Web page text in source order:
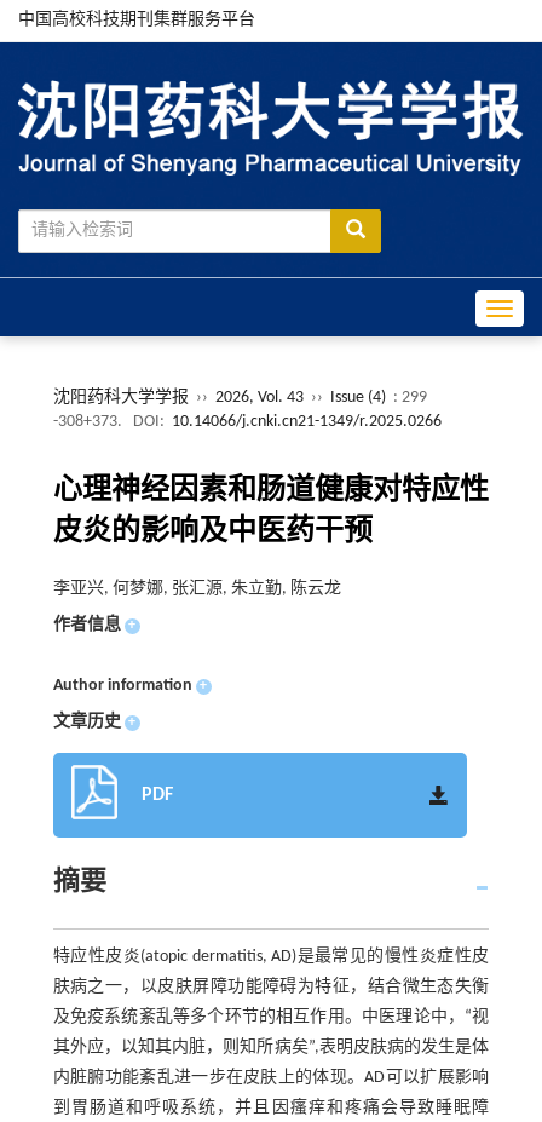
中国高校科技期刊集群服务平台
沈阳药科大学学报 ›› 2026, Vol. 43 ›› Issue (4) : 299
-308+373.
DOI: 10.14066/j.cnki.cn21-1349/r.2025.0266
心理神经因素和肠道健康对特应性
皮炎的影响及中医药干预
李亚兴, 何梦娜, 张汇源, 朱立勤, 陈云龙
作者信息 +
Author information +
文章历史 +
PDF
摘要
特应性皮炎(atopic dermatitis, AD)是最常见的慢性炎症性皮
肤病之一，以皮肤屏障功能障碍为特征，结合微生态失衡
及免疫系统紊乱等多个环节的相互作用。中医理论中，“视
其外应，以知其内脏，则知所病矣”,表明皮肤病的发生是体
内脏腑功能紊乱进一步在皮肤上的体现。AD可以扩展影响
到胃肠道和呼吸系统，并且因瘙痒和疼痛会导致睡眠障